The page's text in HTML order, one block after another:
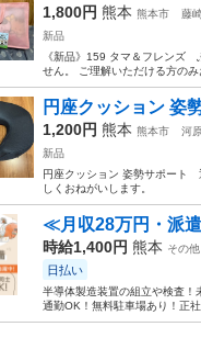
1,800円 熊本 熊本市 藤
新品
《新品》159 タマ＆フレンズ
せん。 ご理解いただける方の
円座クッション
1,200円 熊本 熊本市 河
新品
円座クッション 姿勢サポー
しくおねがいします。
≪月収28万円・派
時給1,400円 熊本 その他
日払い
半導体製造装置の組立や検査
通勤OK！無料駐車場あり！正